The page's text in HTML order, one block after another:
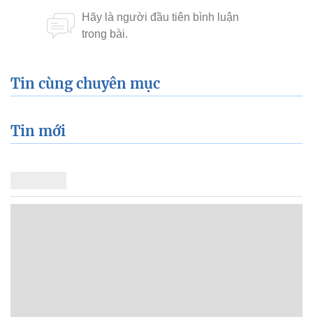
Tin cùng chuyên mục
Tin mới